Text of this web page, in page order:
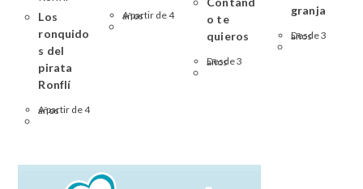
Los
ronquido
s del
pirata
Ronflí
A partir de 4 años
A partir de 4 años
o te
quieros
Desde 3 años
granja
Desde 3 años